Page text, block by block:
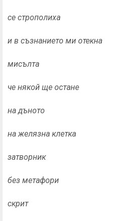
се строполиха
и в съзнанието ми отекна
мисълта
че някой ще остане
на дъното
на желязна клетка
затворник
без метафори
скрит